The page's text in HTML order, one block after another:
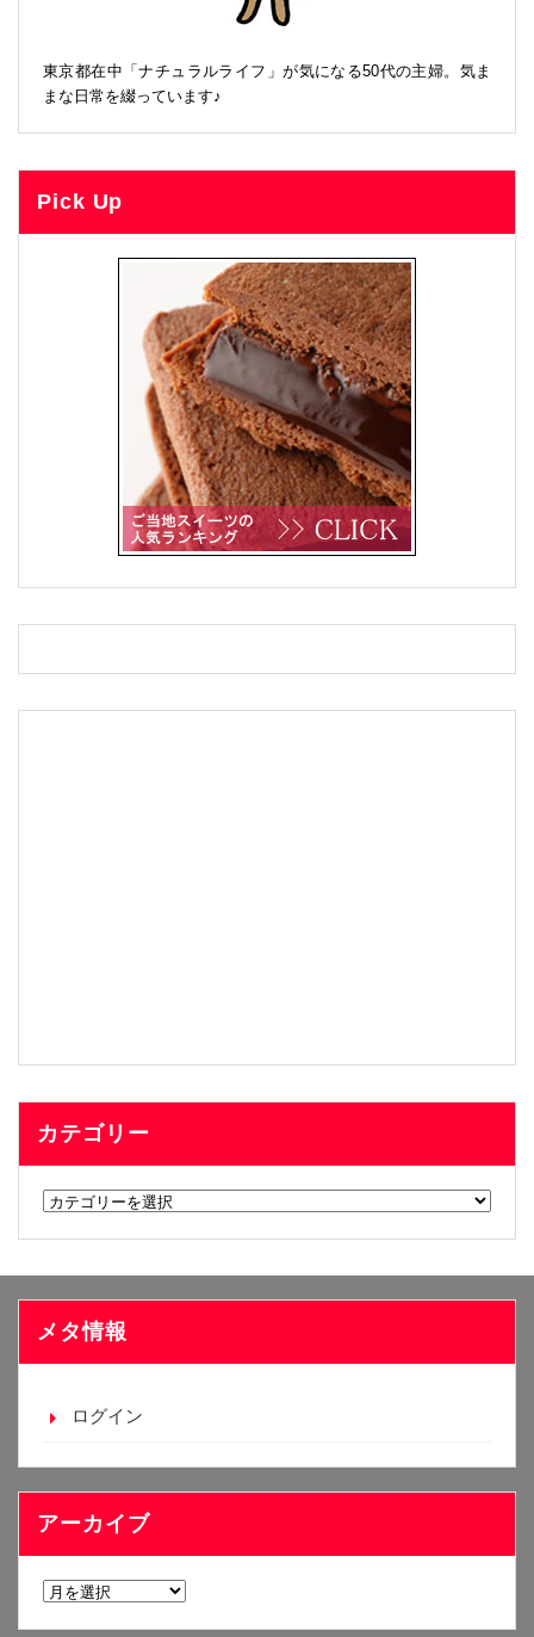
東京都在中「ナチュラルライフ」が気になる50代の主婦。気ま
まな日常を綴っています♪
Pick Up
カテゴリー
カ
リ
ー
メタ情報
ログイン
アーカイブ
ア